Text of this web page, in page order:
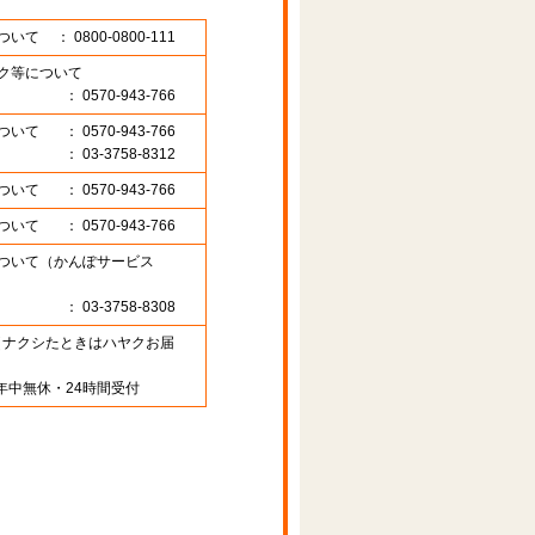
いて ： 0800-0800-111
等について
： 0570-943-766
いて
： 0570-943-766
： 03-3758-8312
いて ： 0570-943-766
いて ： 0570-943-766
いて（かんぽサービス
： 03-3758-8308
クシたときはハヤクお届
中無休・24時間受付